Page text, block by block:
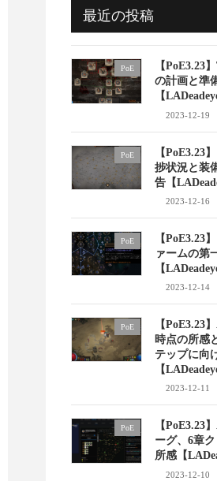
最近の投稿
PoE
【PoE3.23
の計画と準
【
2023-12-19
PoE
【PoE3.23
捗状況と装
告【
2023-12-16
PoE
【PoE3.23
ァームの第
【
2023-12-14
PoE
【PoE3.23
時点の所感
テップに向
【
2023-12-11
PoE
【PoE3.23
ーグ、6章
所感【
2023-12-10